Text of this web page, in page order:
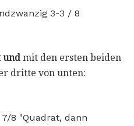
3-3 / 8
und mit den ersten beiden
dritte von unten:
7/8 "Quadrat, dann